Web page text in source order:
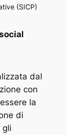
(SICP)
dal
con
la
di
gli